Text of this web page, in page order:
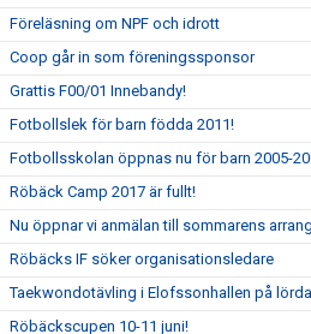
Föreläsning om NPF och idrott
Coop går in som föreningssponsor
Grattis F00/01 Innebandy!
Fotbollslek för barn födda 2011!
Fotbollsskolan öppnas nu för barn 2005-
Röbäck Camp 2017 är fullt!
Nu öppnar vi anmälan till sommarens
Röbäcks IF söker organisationsledare
Taekwondotävling i Elofssonhallen på
Röbäckscupen 10-11 juni!